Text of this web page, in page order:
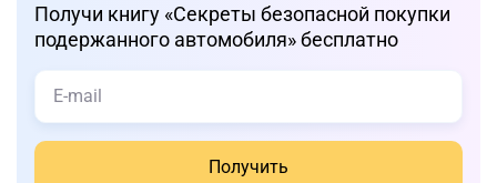
Получи книгу «Cекреты безопасной покупки
подержанного автомобиля» бесплатно
Получить